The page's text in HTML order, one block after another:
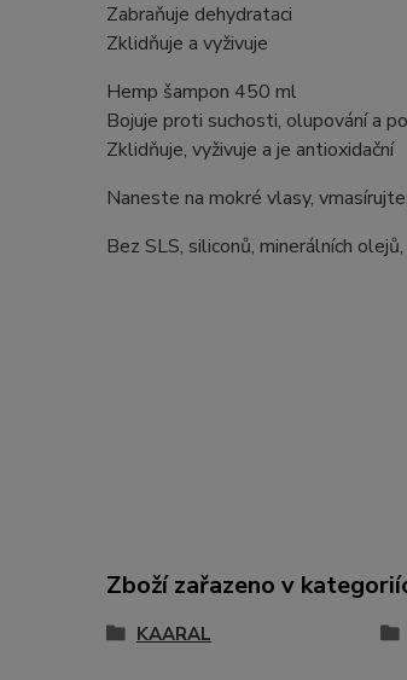
Zabraňuje dehydrataci
Zklidňuje a vyživuje
Hemp šampon 450 ml
Bojuje proti suchosti, olupování a
Zklidňuje, vyživuje a je antioxidační
Naneste na mokré vlasy,
Bez SLS, siliconů, minerálních
Zboží zařazeno v
KAARAL